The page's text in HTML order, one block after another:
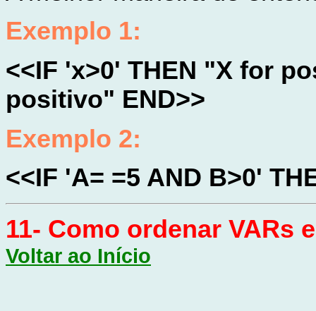
Exemplo 1:
<<IF 'x>0' THEN "X for
positivo" END>>
Exemplo 2:
<<IF 'A= =5 AND B>0'
11- Como ordenar VARs
Voltar ao Início